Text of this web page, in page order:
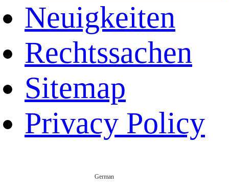
Neuigkeiten
Rechtssachen
Sitemap
Privacy Policy
German